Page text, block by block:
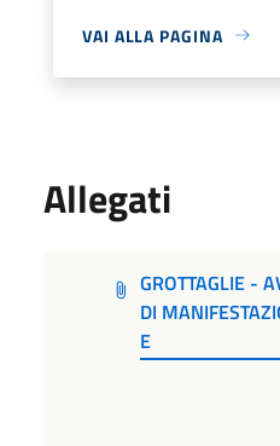
VAI ALLA PAGINA
Allegati
GROTTAGLIE -
DI
E